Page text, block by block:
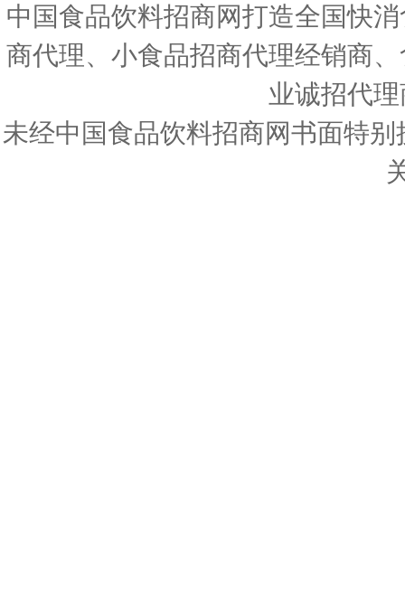
中国食品饮料招商网打造全国快
商代理、小食品招商代理经销商
业诚招代
未经中国食品饮料招商网书面特